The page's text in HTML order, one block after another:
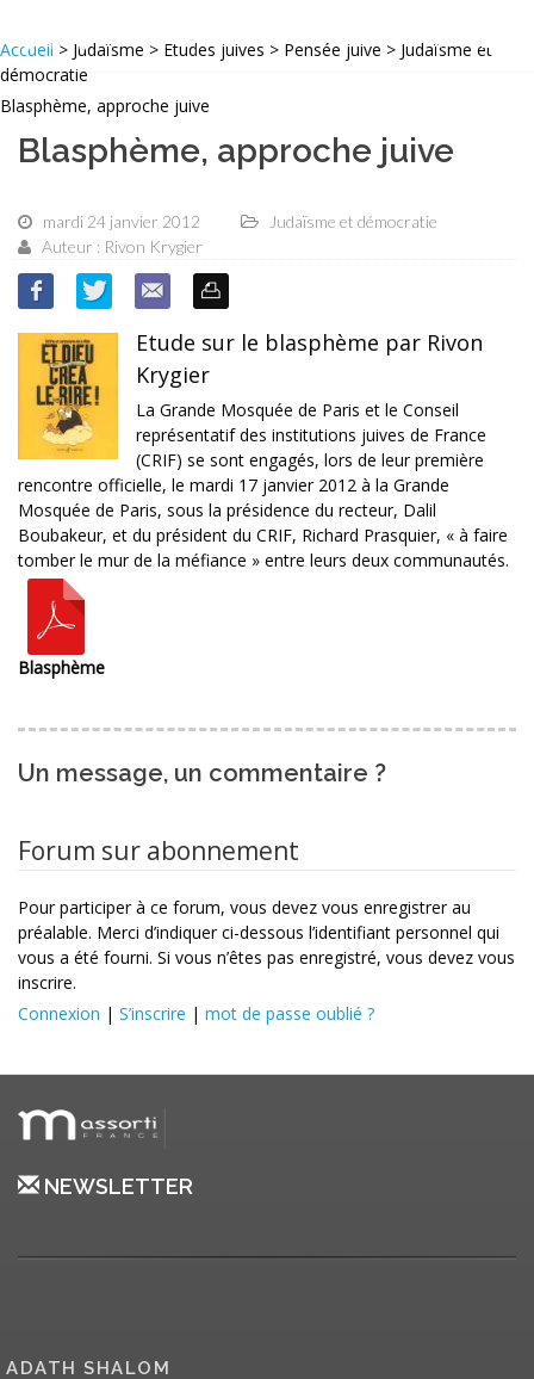
Accueil > Judaïsme > Etudes juives > Pensée juive > Judaïsme et
démocratie
Blasphème, approche juive
Blasphème, approche juive
mardi 24 janvier 2012
Judaïsme et démocratie
Auteur : Rivon Krygier
Etude sur le blasphème par Rivon
Krygier
La Grande Mosquée de Paris et le Conseil
représentatif des institutions juives de France
(CRIF) se sont engagés, lors de leur première
rencontre officielle, le mardi 17 janvier 2012 à la Grande
Mosquée de Paris, sous la présidence du recteur, Dalil
Boubakeur, et du président du CRIF, Richard Prasquier, « à faire
tomber le mur de la méfiance » entre leurs deux communautés.
Blasphème
Un message, un commentaire ?
Forum sur abonnement
Pour participer à ce forum, vous devez vous enregistrer au
préalable. Merci d’indiquer ci-dessous l’identifiant personnel qui
vous a été fourni. Si vous n’êtes pas enregistré, vous devez vous
inscrire.
Connexion | S’inscrire | mot de passe oublié ?
NEWSLETTER
ADATH SHALOM